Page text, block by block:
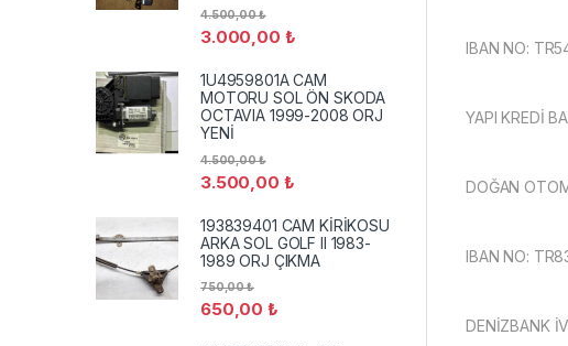
IBAN NO:
YAPI KREDİ
DOĞAN
IBAN NO:
DENİZBANK
3.000,00 ₺
4.500,00₺
1U4959801A CAM
MOTORU SOL ÖN SKODA
OCTAVIA 1999-2008 ORJ
YENİ
3.500,00 ₺
4.500,00₺
193839401 CAM KİRİKOSU
ARKA SOL GOLF II 1983-
1989 ORJ ÇIKMA
650,00₺
750,00₺